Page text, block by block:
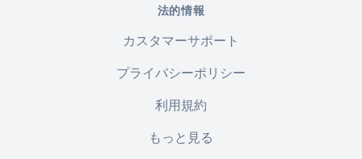
法的情報
カスタマーサポート
プライバシーポリシー
利用規約
もっと見る